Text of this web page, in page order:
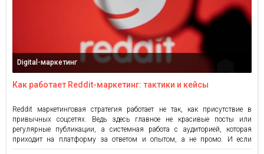
Digital-маркетинг
Как работает Reddit-маркетинг: тактики и кейсы
Reddit маркетинговая стратегия работает не так, как присутствие в
привычных соцсетях. Ведь здесь главное не красивые посты или
регулярные публикации, а системная работа с аудиторией, которая
приходит на платформу за ответом и опытом, а не промо. И если
правильно выстроить здесь коммуникацию, Reddit становится не только